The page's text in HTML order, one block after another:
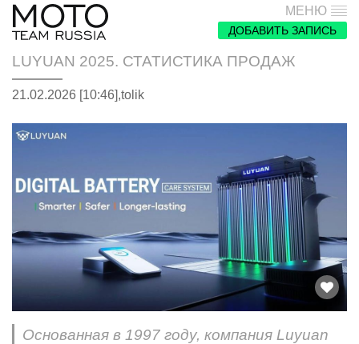
МЕНЮ
ДОБАВИТЬ ЗАПИСЬ
LUYUAN 2025. СТАТИСТИКА ПРОДАЖ
21.02.2026 [10:46],tolik
Основанная в 1997 году, компания Luyuan